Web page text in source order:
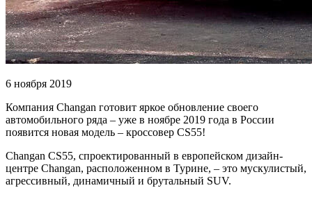
6 ноября 2019
Компания Changan готовит яркое обновление своего
автомобильного ряда – уже в ноябре 2019 года в России
появится новая модель – кроссовер CS55!
Changan CS55, спроектированный в европейском дизайн-
центре Changan, расположенном в Турине, – это мускулистый,
агрессивный, динамичный и брутальный SUV.